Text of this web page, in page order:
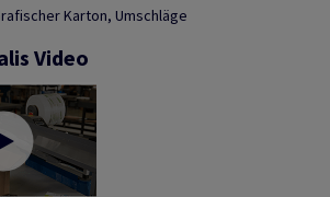
Karton, Umschläge
Video